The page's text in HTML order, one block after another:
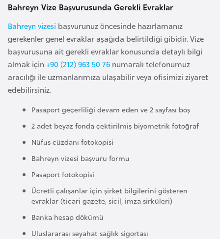
Bahreyn Vize Başvurusunda Gerekli Evraklar
Bahreyn vizesi başvurunuz öncesinde hazırlamanız
gerekenler genel evraklar aşağıda belirtildiği gibidir. Vize
başvurusuna ait gerekli evraklar konusunda detaylı bilgi
almak için+90 (212) 963 50 76 numaralı telefonumuz
aracılığı ile uzmanlarımıza ulaşabilir veya ofisimizi ziyaret
edebilirsiniz.
Pasaport geçerliliği devam eden ve 2 sayfası boş
2 adet beyaz fonda çektirilmiş biyometrik fotoğraf
Nüfus cüzdanı fotokopisi
Bahreyn vizesi başvuru formu
Pasaport fotokopisi
Ücretli çalışanlar için şirket bilgilerini gösteren
evraklar (ticari gazete, sicil, imza sirküleri)
Banka hesap dökümü
Uluslararası seyahat sağlık sigortası
B
e
l
ç
i
k
a